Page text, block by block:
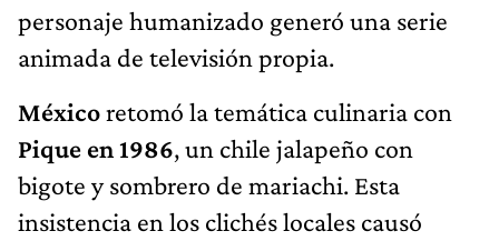
personaje humanizado generó una serie
animada de televisión propia.
Méxicoretomó la temática culinaria con
Pique en 1986, un chile jalapeño con
bigote y sombrero de mariachi. Esta
insistencia en los clichés locales causó